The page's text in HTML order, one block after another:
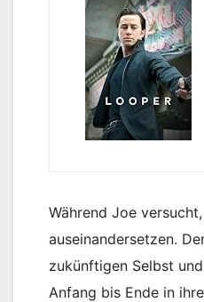
Während Joe
auseinandersetzen.
zukünftigen Selbst
Anfang bis Ende in